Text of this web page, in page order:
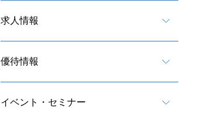
求人情報
優待情報
イベント・セミナー